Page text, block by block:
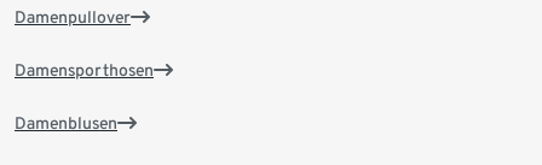
Damenpullover
Damensporthosen
Damenblusen